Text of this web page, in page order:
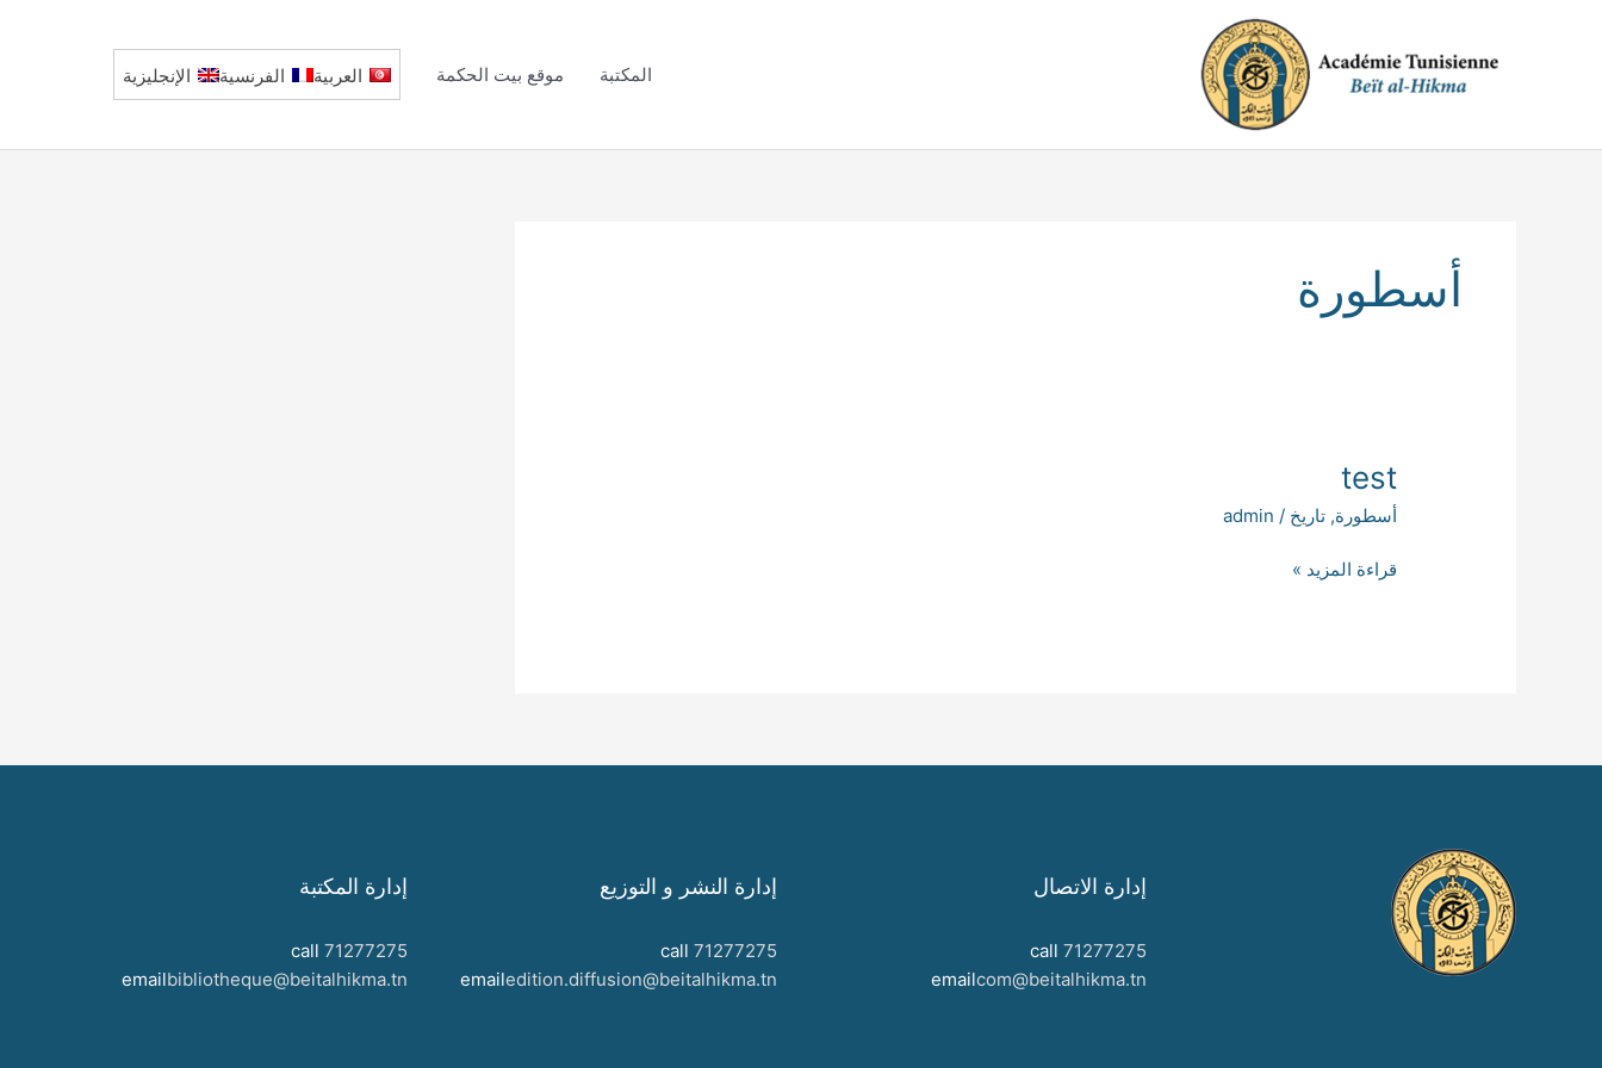
المكتبة موقع بيت الحكمة العربية الفرنسية الإنجليزية
أسطورة
test
أسطورة,تاريخ /
admin
test
قراءة المزيد »
إدارة الاتصال
call 71277275
emailcom@beitalhikma.tn
إدارة النشر و التوزيع
call 71277275
emailedition.diffusion@beitalhikma.tn
إدارة المكتبة
call 71277275
emailbibliotheque@beitalhikma.tn